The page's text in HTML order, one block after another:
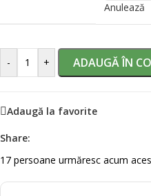
Anulează
- + ADAUGĂ ÎN
Adaugă la favorite
Share:
17 persoane urmăresc acum